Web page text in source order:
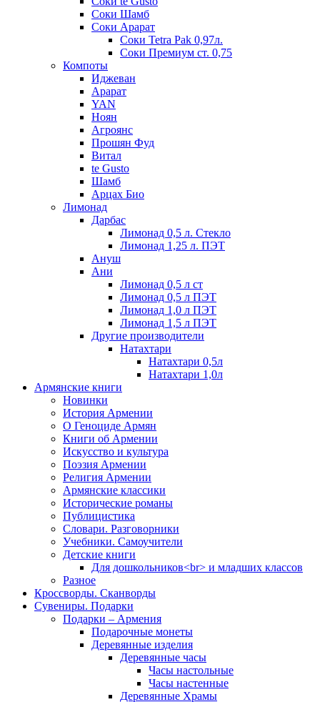
Соки Шамб
Соки Арарат
Соки Tetra Pak 0,97л.
Соки Премиум ст. 0,75
Компоты
Иджеван
Арарат
YAN
Ноян
Агроянс
Прошян Фуд
Витал
te Gusto
Шамб
Арцах Био
Лимонад
Дарбас
Лимонад 0,5 л. Стекло
Лимонад 1,25 л. ПЭТ
Ануш
Ани
Лимонад 0,5 л ст
Лимонад 0,5 л ПЭТ
Лимонад 1,0 л ПЭТ
Лимонад 1,5 л ПЭТ
Другие производители
Натахтари
Натахтари 0,5л
Натахтари 1,0л
Армянские книги
Новинки
История Армении
О Геноциде Армян
Книги об Армении
Иcкусство и культура
Поэзия Армении
Религия Армении
Армянские классики
Исторические романы
Публицистика
Словари. Разговорники
Учебники. Самоучители
Детские книги
Для дошкольников<br> и младших классов
Разное
Кроссворды. Сканворды
Сувениры. Подарки
Подарки – Армения
Подарочные монеты
Деревянные изделия
Деревянные часы
Часы настольные
Часы настенные
Деревянные Храмы